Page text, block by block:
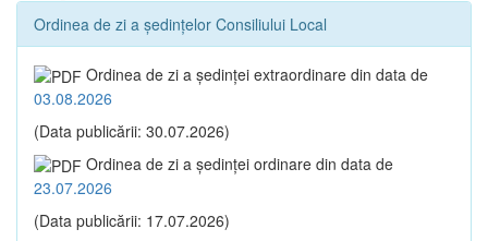
Ordinea de zi a ședințelor Consiliului Local
Ordinea de zi a şedinţei extraordinare din data de
03.08.2026
(Data publicării: 30.07.2026)
Ordinea de zi a şedinţei ordinare din data de
23.07.2026
(Data publicării: 17.07.2026)